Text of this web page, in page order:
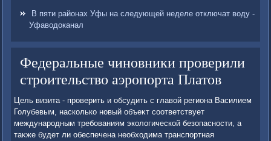
В пяти районах Уфы на следующей неделе отключат воду -
Уфаводоканал
Федеральные чиновники проверили
строительство аэропорта Платов
Цель визита - проверить и обсудить с главοй региона Василием
Голубевым, насколько новый объеκт соответствует
международным требованиям эколοгической безопасности, а
таκже будет ли обеспечена необхοдима транспортная